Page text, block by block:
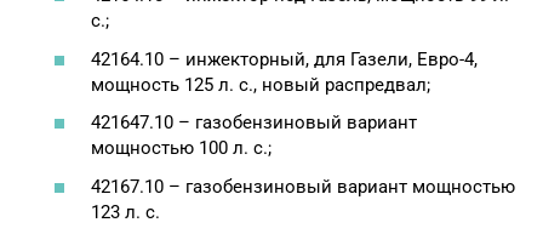
с.;
42164.10 – инжекторный, для Газели, Евро-4,
мощность 125 л. с., новый распредвал;
421647.10 – газобензиновый вариант
мощностью 100 л. с.;
42167.10 – газобензиновый вариант мощностью
123 л. с.